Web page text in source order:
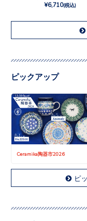
¥6,710(税込)
ピックアップ
Ceramika陶器市2026
ピ